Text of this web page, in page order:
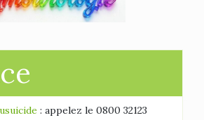
: appelez le 0800 32123